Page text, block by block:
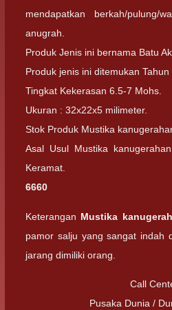
mendapatkan berkah/pulung/
anugrah.
Produk Jenis ini bernama Batu
Produk jenis ini ditemukan Tahun
Tingkat Kekerasan 6.5-7 Mohs.
Ukuran : 32x22x5 milimeter.
Stok Produk Mustika
Asal Usul Mustika
Keramat.
6660
Keterangan Mustika
pamor salju yang sangat indah
jarang dimiliki orang.
Call
Pusaka Dunia /